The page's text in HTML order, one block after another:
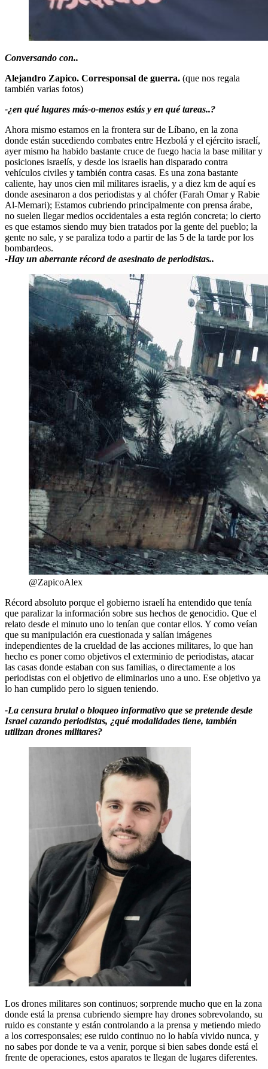
Conversando con..
Alejandro Zapico. Corresponsal de guerra. (que nos regala
también varias fotos)
-¿en qué lugares más-o-menos estás y en qué tareas..?
Ahora mismo estamos en la frontera sur de Líbano, en la zona
donde están sucediendo combates entre Hezbolá y el ejército israelí,
ayer mismo ha habido bastante cruce de fuego hacia la base militar y
posiciones israelís, y desde los israelis han disparado contra
vehículos civiles y también contra casas. Es una zona bastante
caliente, hay unos cien mil militares israelis, y a diez km de aquí es
donde asesinaron a dos periodistas y al chófer (Farah Omar y Rabie
Al-Memari); Estamos cubriendo principalmente con prensa árabe,
no suelen llegar medios occidentales a esta región concreta; lo cierto
es que estamos siendo muy bien tratados por la gente del pueblo; la
gente no sale, y se paraliza todo a partir de las 5 de la tarde por los
bombardeos.
-Hay un aberrante récord de asesinato de periodistas..
@ZapicoAlex
Récord absoluto porque el gobierno israelí ha entendido que tenía
que paralizar la información sobre sus hechos de genocidio. Que el
relato desde el minuto uno lo tenían que contar ellos. Y como veían
que su manipulación era cuestionada y salían imágenes
independientes de la crueldad de las acciones militares, lo que han
hecho es poner como objetivos el exterminio de periodistas, atacar
las casas donde estaban con sus familias, o directamente a los
periodistas con el objetivo de eliminarlos uno a uno. Ese objetivo ya
lo han cumplido pero lo siguen teniendo.
-La censura brutal o bloqueo informativo que se pretende desde
Israel cazando periodistas, ¿qué modalidades tiene, también
utilizan drones militares?
Los drones militares son continuos; sorprende mucho que en la zona
donde está la prensa cubriendo siempre hay drones sobrevolando, su
ruido es constante y están controlando a la prensa y metiendo miedo
a los corresponsales; ese ruido continuo no lo había vivido nunca, y
no sabes por donde te va a venir, porque si bien sabes donde está el
frente de operaciones, estos aparatos te llegan de lugares diferentes.